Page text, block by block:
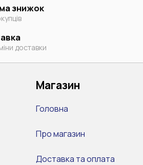
знижок
доставки
Магазин
Головна
Про магазин
Доставка та оплата